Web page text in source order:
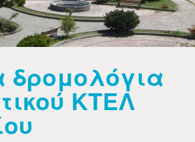
δρομολόγια
ΚΤΕΛ